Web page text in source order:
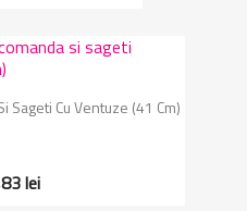
Sageti Cu Ventuze (41 Cm)
lei